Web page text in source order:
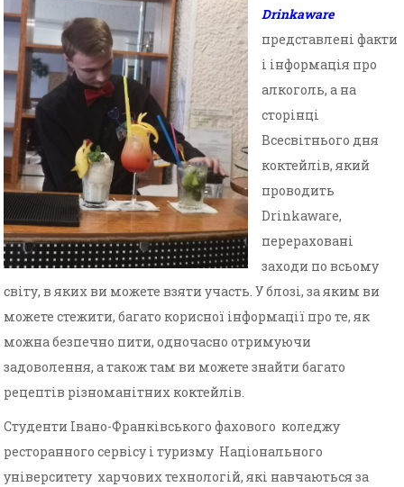
Drinkaware
представлені факти
і інформація про
алкоголь, а на
сторінці
Всесвітнього дня
коктейлів, який
проводить
Drinkaware,
перераховані
заходи по всьому
світу, в яких ви можете взяти участь. У блозі, за яким ви
можете стежити, багато корисної інформації про те, як
можна безпечно пити, одночасно отримуючи
задоволення, а також там ви можете знайти багато
рецептів різноманітних коктейлів.
Студенти Івано-Франківського фахового коледжу
ресторанного сервісу і туризму Національного
університету харчових технологій, які навчаються за